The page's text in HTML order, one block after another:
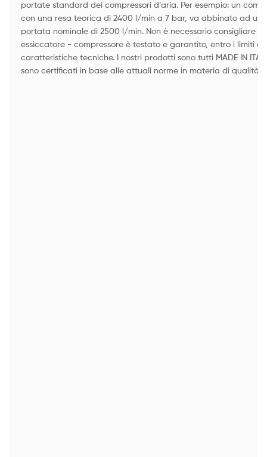
portate standard dei compressori d’aria. Per esempio: un
con una resa teorica di 2400 l/min a 7 bar, va abbinato ad un
portata nominale di 2500 l/min. Non è necessario consigliare
essiccatore - compressore è testato e garantito, entro i limiti
caratteristiche tecniche. I nostri prodotti sono tutti MADE IN
sono certificati in base alle attuali norme in materia di qualità.